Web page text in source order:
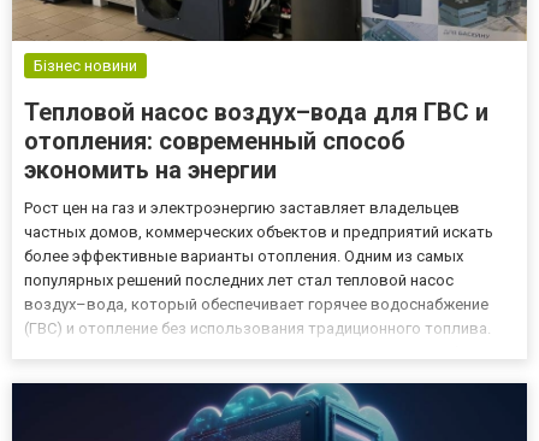
Бізнес новини
Тепловой насос воздух–вода для ГВС и
отопления: современный способ
экономить на энергии
Рост цен на газ и электроэнергию заставляет владельцев
частных домов, коммерческих объектов и предприятий искать
более эффективные варианты отопления. Одним из самых
популярных решений последних лет стал тепловой насос
воздух–вода, который обеспечивает горячее водоснабжение
(ГВС) и отопление без использования традиционного топлива.